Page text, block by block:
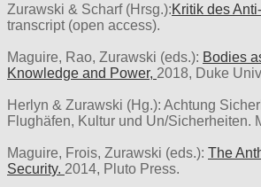
Zurawski & Scharf (Hrsg.):Kritik des
transcript (open access).
Maguire, Rao, Zurawski (eds.): Bodies
Knowledge and Power, 2018, Duke
Herlyn & Zurawski (Hg.): Achtung
Flughäfen, Kultur und Un/Sicherheiten.
Maguire, Frois, Zurawski (eds.): The
Security. 2014, Pluto Press.